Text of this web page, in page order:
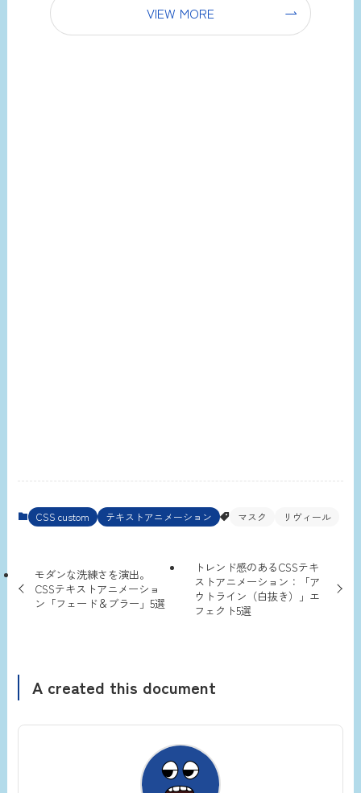
VIEW MORE
CSS custom テキストアニメーション マスク リヴィール
モダンな洗練さを演出。
CSSテキストアニメーショ
ン「フェード＆ブラー」5選
トレンド感のあるCSSテキ
ストアニメーション：「ア
ウトライン（白抜き）」エ
フェクト5選
A created this document